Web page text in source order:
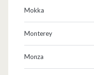
Mokka
Monterey
Monza